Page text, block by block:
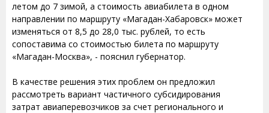
летом до 7 зимой, а стоимость авиабилета в одном
направлении по маршруту «Магадан-Хабаровск» может
изменяться от 8,5 до 28,0 тыс. рублей, то есть
сопоставима со стоимостью билета по маршруту
«Магадан-Москва», - пояснил губернатор.
В качестве решения этих проблем он предложил
рассмотреть вариант частичного субсидирования
затрат авиаперевозчиков за счет регионального и